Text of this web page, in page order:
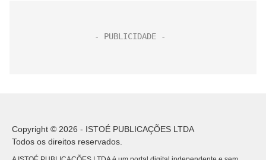
Copyright © 2026 - ISTOÉ PUBLICAÇÕES LTDA
Todos os direitos reservados.